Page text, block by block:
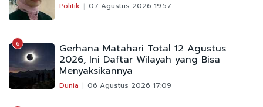
Politik 07 Agustus 2026 19:57
6 Gerhana Matahari Total 12 Agustus
2026, Ini Daftar Wilayah yang Bisa
Menyaksikannya
Dunia 06 Agustus 2026 17:09